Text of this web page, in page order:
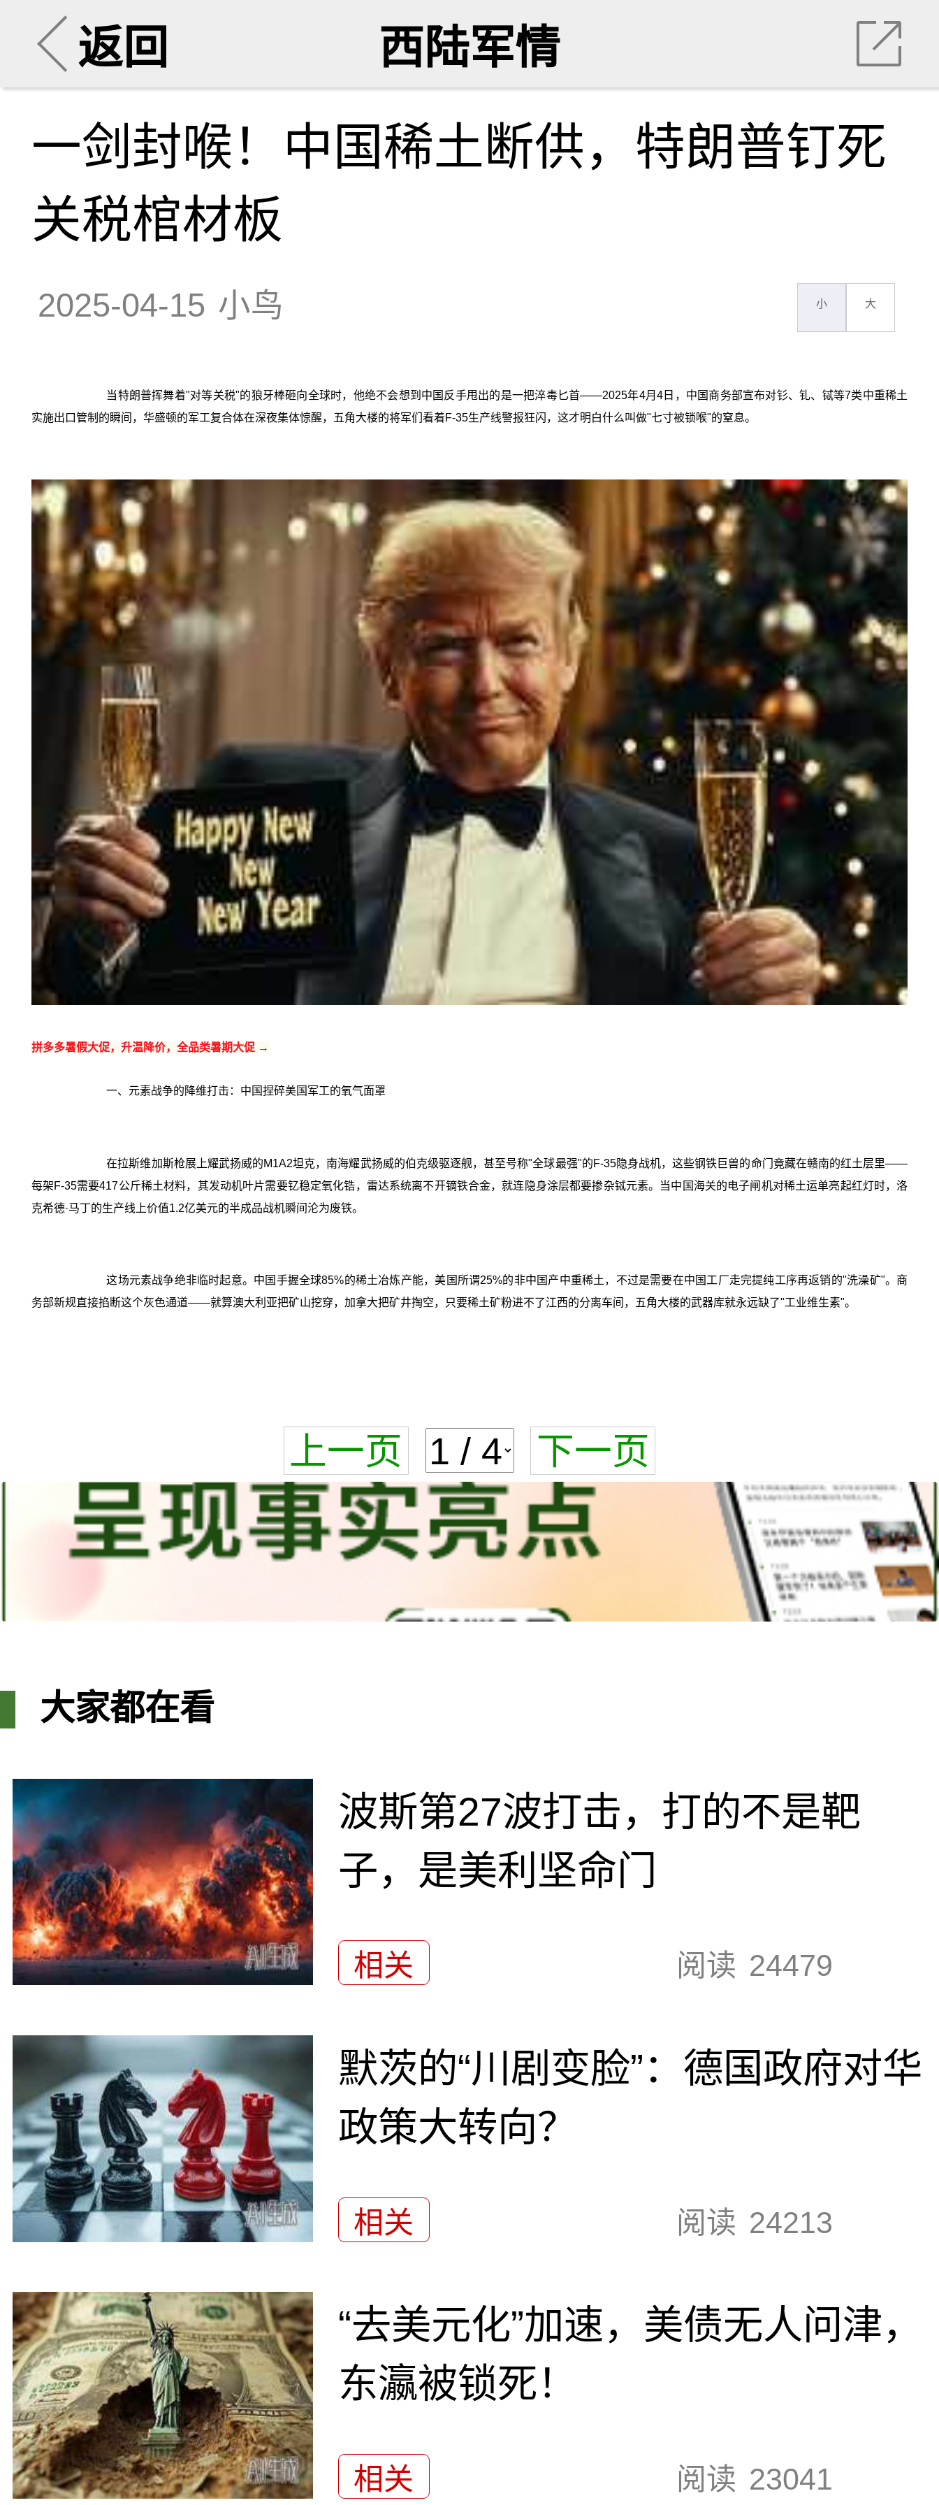
返回 西陆军情
一剑封喉！中国稀土断供，特朗普钉死
关税棺材板
2025-04-15 小鸟 小 大
当特朗普挥舞着"对等关税"的狼牙棒砸向全球时，他绝不会想到中国反手甩出的是一把淬毒匕首——2025年4月4日，中国商务部宣布对钐、钆、铽等7类中重稀土
实施出口管制的瞬间，华盛顿的军工复合体在深夜集体惊醒，五角大楼的将军们看着F-35生产线警报狂闪，这才明白什么叫做"七寸被锁喉"的窒息。
拼多多暑假大促，升温降价，全品类暑期大促 →
一、元素战争的降维打击：中国捏碎美国军工的氧气面罩
在拉斯维加斯枪展上耀武扬威的M1A2坦克，南海耀武扬威的伯克级驱逐舰，甚至号称"全球最强"的F-35隐身战机，这些钢铁巨兽的命门竟藏在赣南的红土层里——
每架F-35需要417公斤稀土材料，其发动机叶片需要钇稳定氧化锆，雷达系统离不开镝铁合金，就连隐身涂层都要掺杂铽元素。当中国海关的电子闸机对稀土运单亮起红灯时，洛
克希德·马丁的生产线上价值1.2亿美元的半成品战机瞬间沦为废铁。
这场元素战争绝非临时起意。中国手握全球85%的稀土冶炼产能，美国所谓25%的非中国产中重稀土，不过是需要在中国工厂走完提纯工序再返销的"洗澡矿"。商
务部新规直接掐断这个灰色通道——就算澳大利亚把矿山挖穿，加拿大把矿井掏空，只要稀土矿粉进不了江西的分离车间，五角大楼的武器库就永远缺了"工业维生素"。
上一页 下一页
大家都在看
波斯第27波打击，打的不是靶
子，是美利坚命门
相关 阅读 24479
默茨的“川剧变脸”：德国政府对华
政策大转向？
相关 阅读 24213
“去美元化”加速，美债无人问津，
东瀛被锁死！
相关 阅读 23041